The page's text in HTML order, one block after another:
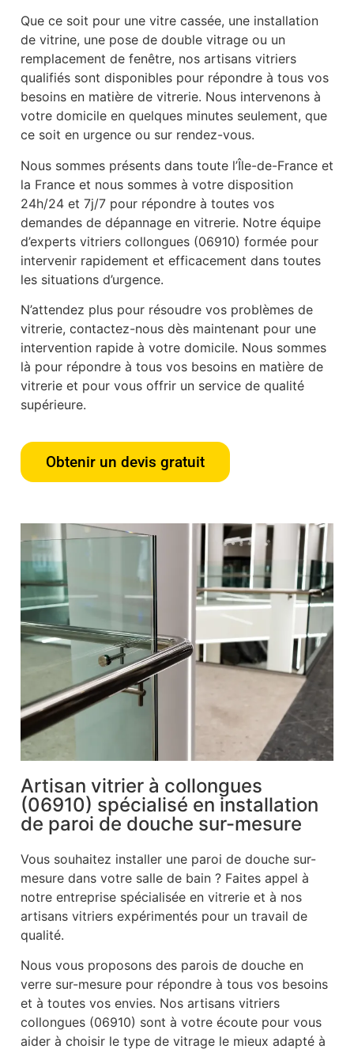
Que ce soit pour une vitre cassée, une installation
de vitrine, une pose de double vitrage ou un
remplacement de fenêtre, nos artisans vitriers
qualifiés sont disponibles pour répondre à tous vos
besoins en matière de vitrerie. Nous intervenons à
votre domicile en quelques minutes seulement, que
ce soit en urgence ou sur rendez-vous.
Nous sommes présents dans toute l’Île-de-France et
la France et nous sommes à votre disposition
24h/24 et 7j/7 pour répondre à toutes vos
demandes de dépannage en vitrerie. Notre équipe
d’experts vitriers collongues (06910) formée pour
intervenir rapidement et efficacement dans toutes
les situations d’urgence.
N’attendez plus pour résoudre vos problèmes de
vitrerie, contactez-nous dès maintenant pour une
intervention rapide à votre domicile. Nous sommes
là pour répondre à tous vos besoins en matière de
vitrerie et pour vous offrir un service de qualité
supérieure.
Obtenir un devis gratuit
Artisan vitrier à collongues
(06910) spécialisé en installation
de paroi de douche sur-mesure
Vous souhaitez installer une paroi de douche sur-
mesure dans votre salle de bain ? Faites appel à
notre entreprise spécialisée en vitrerie et à nos
artisans vitriers expérimentés pour un travail de
qualité.
Nous vous proposons des parois de douche en
verre sur-mesure pour répondre à tous vos besoins
et à toutes vos envies. Nos artisans vitriers
collongues (06910) sont à votre écoute pour vous
aider à choisir le type de vitrage le mieux adapté à